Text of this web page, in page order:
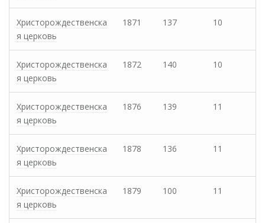
Христорождественска
я церковь
1871 137 10
Христорождественска
я церковь
1872 140 10
Христорождественска
я церковь
1876 139 11
Христорождественска
я церковь
1878 136 11
Христорождественска
я церковь
1879 100 11